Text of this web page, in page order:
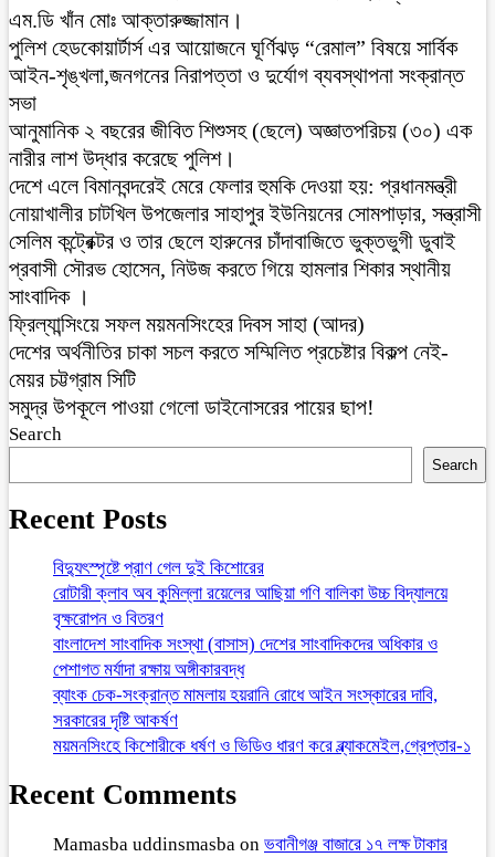
এম.ডি খাঁন মোঃ আক্তারুজ্জামান।
পুলিশ হেডকোয়ার্টার্স এর আয়োজনে ঘূর্ণিঝড় “রেমাল” বিষয়ে সার্বিক
আইন-শৃঙ্খলা,জনগনের নিরাপত্তা ও দুর্যোগ ব্যবস্থাপনা সংক্রান্ত
সভা
আনুমানিক ২ বছরের জীবিত শিশুসহ (ছেলে) অজ্ঞাতপরিচয় (৩০) এক
নারীর লাশ উদ্ধার করেছে পুলিশ।
দেশে এলে বিমানবন্দরেই মেরে ফেলার হুমকি দেওয়া হয়: প্রধানমন্ত্রী
নোয়াখালীর চাটখিল উপজেলার সাহাপুর ইউনিয়নের সোমপাড়ার, সন্ত্রাসী
সেলিম কন্ট্রেক্টর ও তার ছেলে হারুনের চাঁদাবাজিতে ভুক্তভুগী ডুবাই
প্রবাসী সৌরভ হোসেন, নিউজ করতে গিয়ে হামলার শিকার স্থানীয়
সাংবাদিক ।
ফ্রিল্যান্সিংয়ে সফল ময়মনসিংহের দিবস সাহা (আদর)
দেশের অর্থনীতির চাকা সচল করতে সম্মিলিত প্রচেষ্টার বিকল্প নেই-
মেয়র চট্টগ্রাম সিটি
সমুদ্র উপকূলে পাওয়া গেলো ডাইনোসরের পায়ের ছাপ!
Search
Search
Recent Posts
বিদ্যুৎস্পৃষ্টে প্রাণ গেল দুই কিশোরের
রোটারী ক্লাব অব কুমিল্লা রয়েলের আছিয়া গণি বালিকা উচ্চ বিদ্যালয়ে
বৃক্ষরোপন ও বিতরণ
বাংলাদেশ সাংবাদিক সংস্থা (বাসাস) দেশের সাংবাদিকদের অধিকার ও
পেশাগত মর্যাদা রক্ষায় অঙ্গীকারবদ্ধ
ব্যাংক চেক-সংক্রান্ত মামলায় হয়রানি রোধে আইন সংস্কারের দাবি,
সরকারের দৃষ্টি আকর্ষণ
ময়মনসিংহে কিশোরীকে ধর্ষণ ও ভিডিও ধারণ করে ব্ল্যাকমেইল,গ্রেপ্তার-১
Recent Comments
Mamasba uddinsmasba on ভবানীগঞ্জ বাজারে ১৭ লক্ষ টাকার